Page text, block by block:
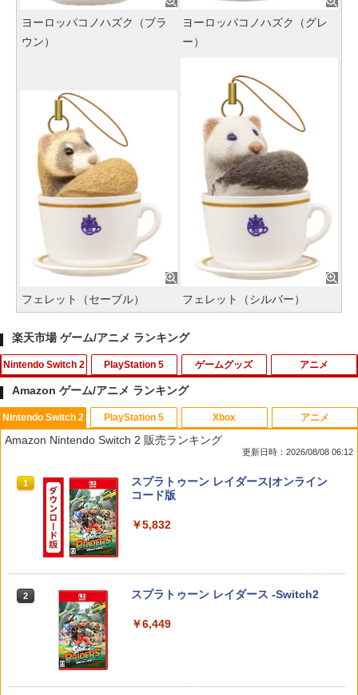
ヨーロッパコノハズク（ブラ
ウン）
ヨーロッパコノハズク（グレ
ー）
フェレット（セーブル） フェレット（シルバー）
楽天市場 ゲーム/アニメ ランキング
Nintendo Switch 2
1
＼マラソン限定！最大15％OFFクーポン
／【レビューで液晶保護フィルムプレゼ
ント】Nintendo Switch2 ケース ニンテ
ードケース カバー 収納ケース 耐衝撃 フ
ィルムプレゼント スリム 有機ELモデル
2
Switch 2 Sports ゲーム用 スイッチ2 対
ケット セット 体感スポーツ対応 Ninten
PlayStation 5
1
2セット PS5 コントローラー用 ボタン
補修 修理パーツ 交換用 ラバー セット 修
理パーツ 修理キット プレイステーショ
￥640
ルの竜と時をぬすむ少女／PS5
ゲームグッズ アニメ
1
映画『THE FIRST SLAM DUNK』 STAN
DARD EDITION【Blu-ray】（早期予約
特典なし） [ 井上雄彦 ]
￥3,850
￥4,327
Amazon ゲーム/アニメ ランキング
Nintendo Switch 2
Amazon Nintendo Switch 2 販売ランキング
更新日時：2026/08/08 06:12
1
スプラトゥーン レイダース|オンライン
コード版
￥5,832
2 スプラトゥーン レイダース -Switch2
￥6,449
PlayStation 5 Xbox アニメ